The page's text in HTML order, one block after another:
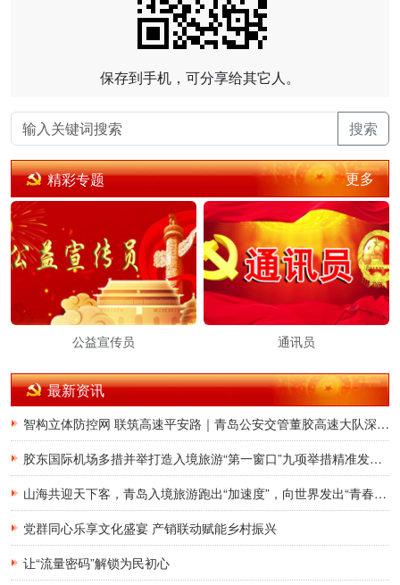
保存到手机，可分享给其它人。
搜索
精彩专题 更多
公益宣传员 通讯员
最新资讯
智构立体防控网 联筑高速平安路｜青岛公安交管董胶高速大队深耕交通治理提质增效
胶东国际机场多措并举打造入境旅游“第一窗口”九项举措精准发力，助力青岛建设国际滨海旅游度假胜地
山海共迎天下客，青岛入境旅游跑出“加速度”，向世界发出“青春之约”
党群同心乐享文化盛宴 产销联动赋能乡村振兴
让“流量密码”解锁为民初心